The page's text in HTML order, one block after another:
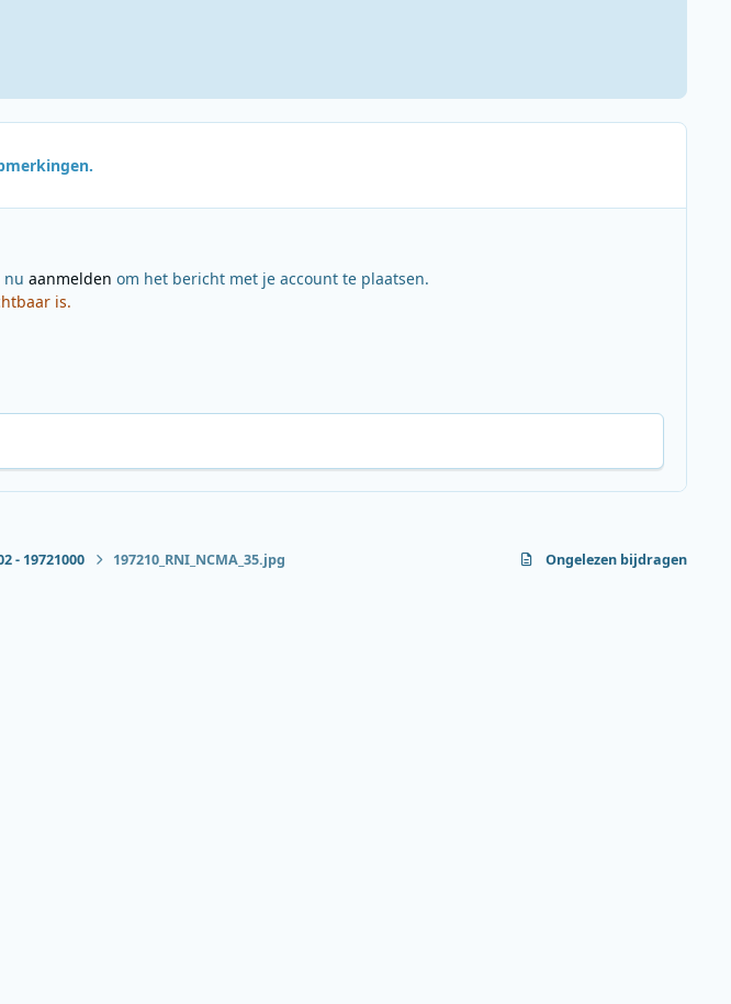
nu aanmelden om het bericht met je account te plaatsen.
is.
- 19721000 197210_RNI_NCMA_35.jpg Ongelezen bijdragen